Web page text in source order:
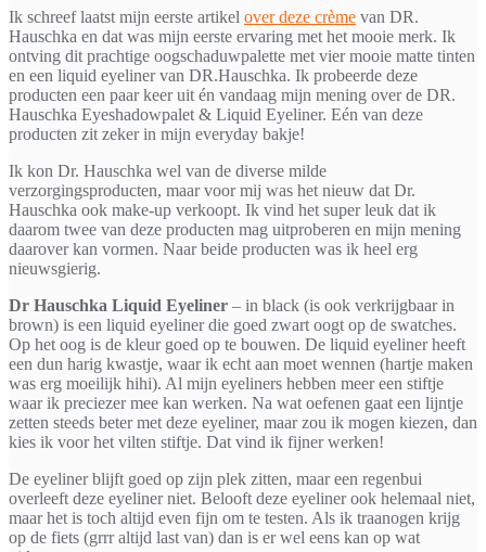
Ik schreef laatst mijn eerste artikel over deze crème van DR.
Hauschka en dat was mijn eerste ervaring met het mooie merk. Ik
ontving dit prachtige oogschaduwpalette met vier mooie matte tinten
en een liquid eyeliner van DR.Hauschka. Ik probeerde deze
producten een paar keer uit én vandaag mijn mening over de DR.
Hauschka Eyeshadowpalet & Liquid Eyeliner. Eén van deze
producten zit zeker in mijn everyday bakje!
Ik kon Dr. Hauschka wel van de diverse milde
verzorgingsproducten, maar voor mij was het nieuw dat Dr.
Hauschka ook make-up verkoopt. Ik vind het super leuk dat ik
daarom twee van deze producten mag uitproberen en mijn mening
daarover kan vormen. Naar beide producten was ik heel erg
nieuwsgierig.
Dr Hauschka Liquid Eyeliner – in black (is ook verkrijgbaar in
brown) is een liquid eyeliner die goed zwart oogt op de swatches.
Op het oog is de kleur goed op te bouwen. De liquid eyeliner heeft
een dun harig kwastje, waar ik echt aan moet wennen (hartje maken
was erg moeilijk hihi). Al mijn eyeliners hebben meer een stiftje
waar ik preciezer mee kan werken. Na wat oefenen gaat een lijntje
zetten steeds beter met deze eyeliner, maar zou ik mogen kiezen, dan
kies ik voor het vilten stiftje. Dat vind ik fijner werken!
De eyeliner blijft goed op zijn plek zitten, maar een regenbui
overleeft deze eyeliner niet. Belooft deze eyeliner ook helemaal niet,
maar het is toch altijd even fijn om te testen. Als ik traanogen krijg
op de fiets (grrr altijd last van) dan is er wel eens kan op wat